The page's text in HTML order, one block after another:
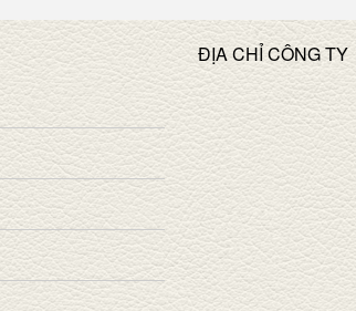
ĐỊA CHỈ CÔNG TY